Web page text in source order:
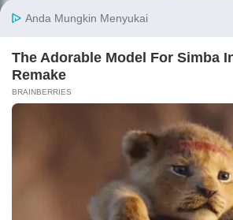
KatadataOto
Langganan Newsletter
Email
Ikuti Kami
Advertising Karier
Kebijakan Privasi
Disclaimer